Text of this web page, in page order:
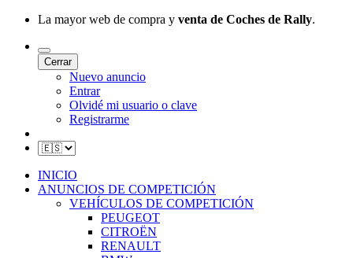
La mayor web de compra y venta de Coches de Rally.
Cerrar
Nuevo anuncio
Entrar
Olvidé mi usuario o clave
Registrarme
INICIO
ANUNCIOS DE COMPETICIÓN
VEHÍCULOS DE COMPETICIÓN
PEUGEOT
CITROËN
RENAULT